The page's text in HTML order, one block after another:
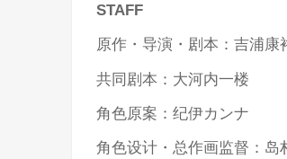
STAFF
原作・导演・剧本：吉浦康
共同剧本：大河内一楼
角色原案：纪伊カンナ
角色设计・总作画监督：岛